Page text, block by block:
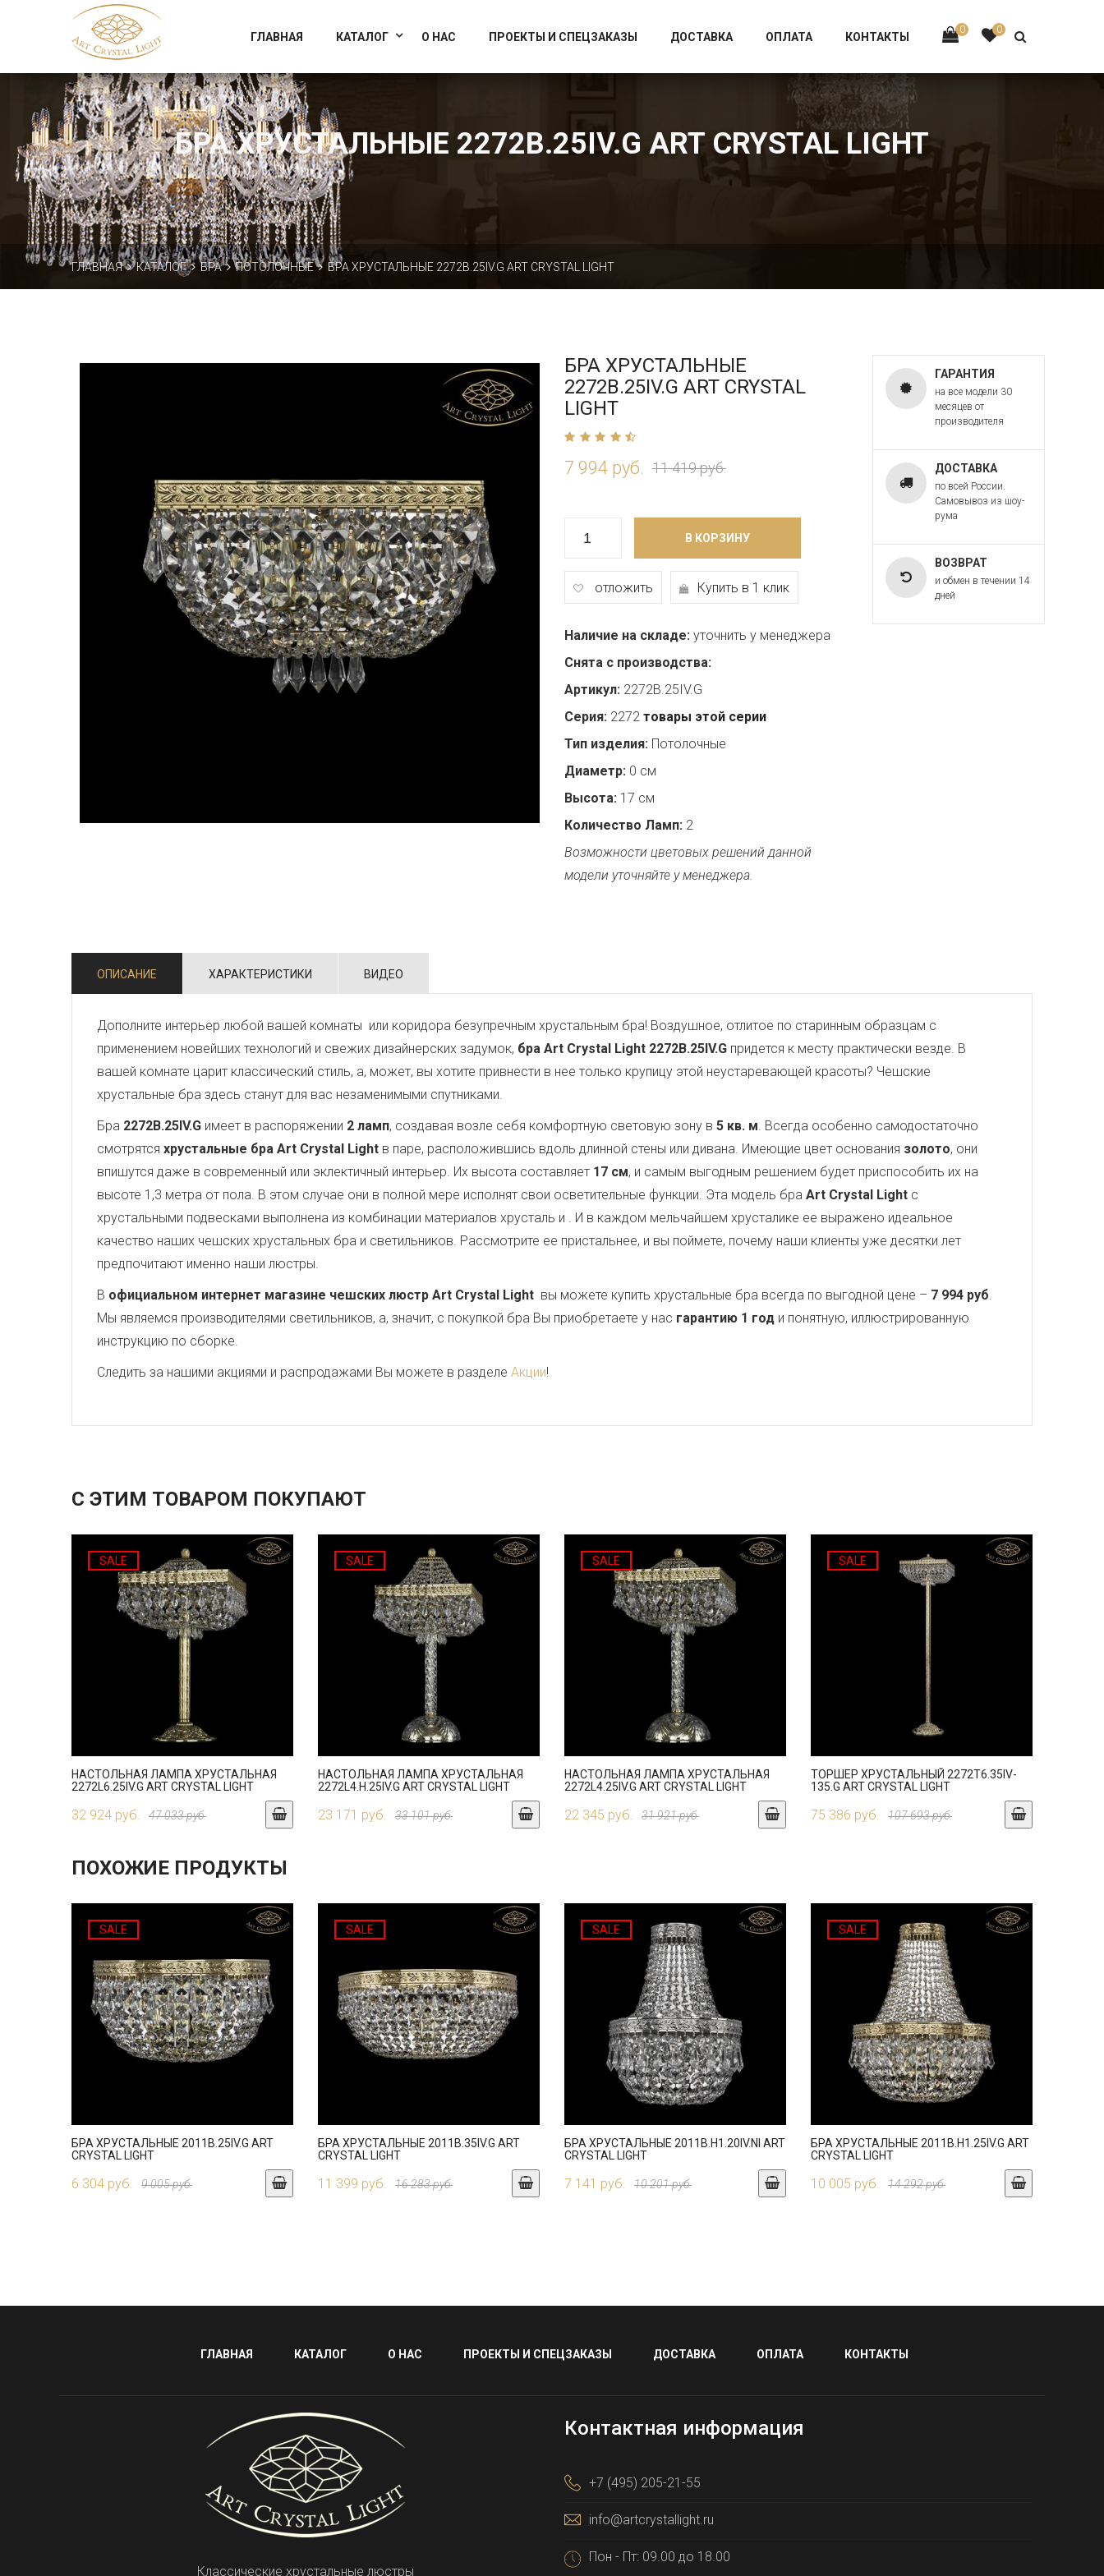
Официальный магазин фабрики Art Crystal Light
0 0
ГЛАВНАЯ КАТАЛОГ О НАС ПРОЕКТЫ И СПЕЦЗАКАЗЫ ДОСТАВКА ОПЛАТА КОНТАКТЫ
БРА ХРУСТАЛЬНЫЕ 2272B.25IV.G ART CRYSTAL LIGHT
ГЛАВНАЯ КАТАЛОГ БРА ПОТОЛОЧНЫЕ БРА ХРУСТАЛЬНЫЕ 2272B.25IV.G ART CRYSTAL LIGHT
БРА ХРУСТАЛЬНЫЕ
2272B.25IV.G ART CRYSTAL
LIGHT
7 994 руб. 11 419 руб.
В КОРЗИНУ
отложить Купить в 1 клик
Наличие на складе: уточнить у менеджера
Снята с производства:
Артикул: 2272B.25IV.G
Серия: 2272 товары этой серии
Тип изделия: Потолочные
Диаметр: 0 см
Высота: 17 см
Количество Ламп: 2
Возможности цветовых решений данной
модели уточняйте у менеджера.
ГАРАНТИЯ
на все модели 30
месяцев от
производителя
ДОСТАВКА
по всей России.
Самовывоз из шоу-
рума
ВОЗВРАТ
и обмен в течении 14
дней
ОПИСАНИЕ ХАРАКТЕРИСТИКИ ВИДЕО
Дополните интерьер любой вашей комнаты или коридора безупречным хрустальным бра! Воздушное, отлитое по старинным образцам с
применением новейших технологий и свежих дизайнерских задумок, бра Art Crystal Light 2272B.25IV.G придется к месту практически везде. В
вашей комнате царит классический стиль, а, может, вы хотите привнести в нее только крупицу этой неустаревающей красоты? Чешские
хрустальные бра здесь станут для вас незаменимыми спутниками.
Бра 2272B.25IV.G имеет в распоряжении 2 ламп, создавая возле себя комфортную световую зону в 5 кв. м. Всегда особенно самодостаточно
смотрятся хрустальные бра Art Crystal Light в паре, расположившись вдоль длинной стены или дивана. Имеющие цвет основания золото, они
впишутся даже в современный или эклектичный интерьер. Их высота составляет 17 см, и самым выгодным решением будет приспособить их на
высоте 1,3 метра от пола. В этом случае они в полной мере исполнят свои осветительные функции. Эта модель бра Art Crystal Light с
хрустальными подвесками выполнена из комбинации материалов хрусталь и . И в каждом мельчайшем хрусталике ее выражено идеальное
качество наших чешских хрустальных бра и светильников. Рассмотрите ее пристальнее, и вы поймете, почему наши клиенты уже десятки лет
предпочитают именно наши люстры.
В официальном интернет магазине чешских люстр Art Crystal Light вы можете купить хрустальные бра всегда по выгодной цене – 7 994 руб.
Мы являемся производителями светильников, а, значит, с покупкой бра Вы приобретаете у нас гарантию 1 год и понятную, иллюстрированную
инструкцию по сборке.
Следить за нашими акциями и распродажами Вы можете в разделе Акции!
С ЭТИМ ТОВАРОМ ПОКУПАЮТ
SALE
НАСТОЛЬНАЯ ЛАМПА ХРУСТАЛЬНАЯ
2272L6.25IV.G ART CRYSTAL LIGHT
32 924 руб. 47 033 руб.
SALE
НАСТОЛЬНАЯ ЛАМПА ХРУСТАЛЬНАЯ
2272L4.H.25IV.G ART CRYSTAL LIGHT
23 171 руб. 33 101 руб.
SALE
НАСТОЛЬНАЯ ЛАМПА ХРУСТАЛЬНАЯ
2272L4.25IV.G ART CRYSTAL LIGHT
22 345 руб. 31 921 руб.
SALE
ТОРШЕР ХРУСТАЛЬНЫЙ 2272T6.35IV-
135.G ART CRYSTAL LIGHT
75 386 руб. 107 693 руб.
ПОХОЖИЕ ПРОДУКТЫ
SALE
БРА ХРУСТАЛЬНЫЕ 2011B.25IV.G ART
CRYSTAL LIGHT
6 304 руб. 9 005 руб.
SALE
БРА ХРУСТАЛЬНЫЕ 2011B.35IV.G ART
CRYSTAL LIGHT
11 399 руб. 16 283 руб.
SALE
БРА ХРУСТАЛЬНЫЕ 2011B.H1.20IV.NI ART
CRYSTAL LIGHT
7 141 руб. 10 201 руб.
SALE
БРА ХРУСТАЛЬНЫЕ 2011B.H1.25IV.G ART
CRYSTAL LIGHT
10 005 руб. 14 292 руб.
ГЛАВНАЯ КАТАЛОГ О НАС ПРОЕКТЫ И СПЕЦЗАКАЗЫ ДОСТАВКА ОПЛАТА КОНТАКТЫ
Классические хрустальные люстры
Контактная информация
+7 (495) 205-21-55
info@artcrystallight.ru
Пон - Пт: 09.00 до 18.00